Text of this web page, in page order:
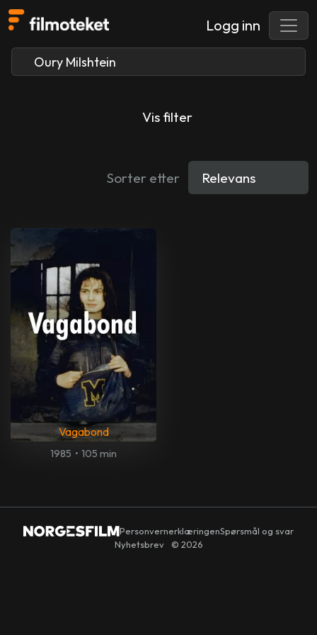
Logg inn
Vis filter
Sorter etter
Vagabond
1985 • 105 min
PersonvernerklæringenSpørsmål og svar
Nyhetsbrev
© 2026